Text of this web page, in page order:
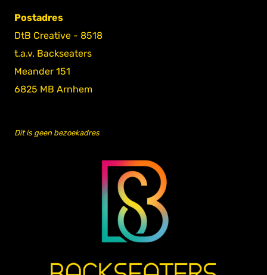
Postadres
DtB Creative - 8518
t.a.v. Backseaters
Meander 151
6825 MB Arnhem
Dit is geen bezoekadres